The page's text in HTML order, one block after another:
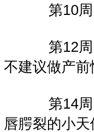
第10周，
第12周，
不建议做产
第14周，
唇腭裂的小